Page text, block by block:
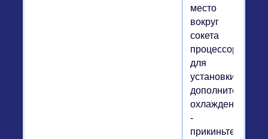
место
вокруг
сокета
процессора
для
установки
дополнительного
охлаждения
-
прикиньте